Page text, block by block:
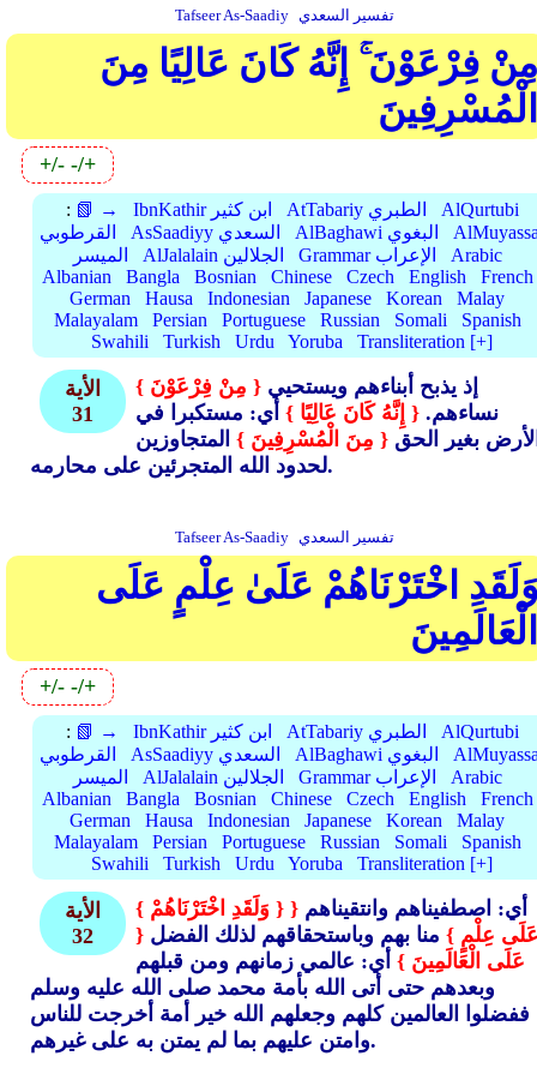
Tafseer As-Saadiy تفسير السعدي
فِرْعَوْنَ ۚ إِنَّهُ كَانَ عَالِيًا مِنَ
+/--/+
: 📗 → IbnKathir ابن كثير AtTabariy الطبري
AlQurtubi
القرطوبي
AsSaadiyy السعدي AlBaghawi البغوي
الميسر
AlJalalain الجلالين Grammar الإعراب
Arabic
Albanian
Bangla Bosnian Chinese Czech English
French
German
Hausa Indonesian Japanese Korean
Malay
Malayalam
Persian Portuguese Russian Somali
Spanish
Swahili
Turkish Urdu Yoruba Transliteration [+]
الأية
31
{ مِنْ فِرْعَوْنَ }إذ يذبح أبناءهم ويستحيي
نساءهم.{ إِنَّهُ كَانَ عَالِيًا } أي: مستكبرا في
بغير الحق{ مِنَ الْمُسْرِفِينَ } المتجاوزين
لحدود الله المتجرئين على محارمه.
Tafseer As-Saadiy تفسير السعدي
اخْتَرْنَاهُمْ عَلَىٰ عِلْمٍ عَلَى
+/--/+
: 📗 → IbnKathir ابن كثير AtTabariy الطبري
AlQurtubi
القرطوبي
AsSaadiyy السعدي AlBaghawi البغوي
الميسر
AlJalalain الجلالين Grammar الإعراب
Arabic
Albanian
Bangla Bosnian Chinese Czech English
French
German
Hausa Indonesian Japanese Korean
Malay
Malayalam
Persian Portuguese Russian Somali
Spanish
Swahili
Turkish Urdu Yoruba Transliteration [+]
الأية
32
{ وَلَقَدِ اخْتَرْنَاهُمْ } أي: اصطفيناهم وانتقيناهم{
عِلْمٍ } منا بهم وباستحقاقهم لذلك الفضل{
عَلَى الْعَالَمِينَ } أي: عالمي زمانهم ومن قبلهم
وبعدهم حتى أتى الله بأمة محمد صلى الله عليه وسلم
ففضلوا العالمين كلهم وجعلهم الله خير أمة أخرجت للناس
وامتن عليهم بما لم يمتن به على غيرهم.